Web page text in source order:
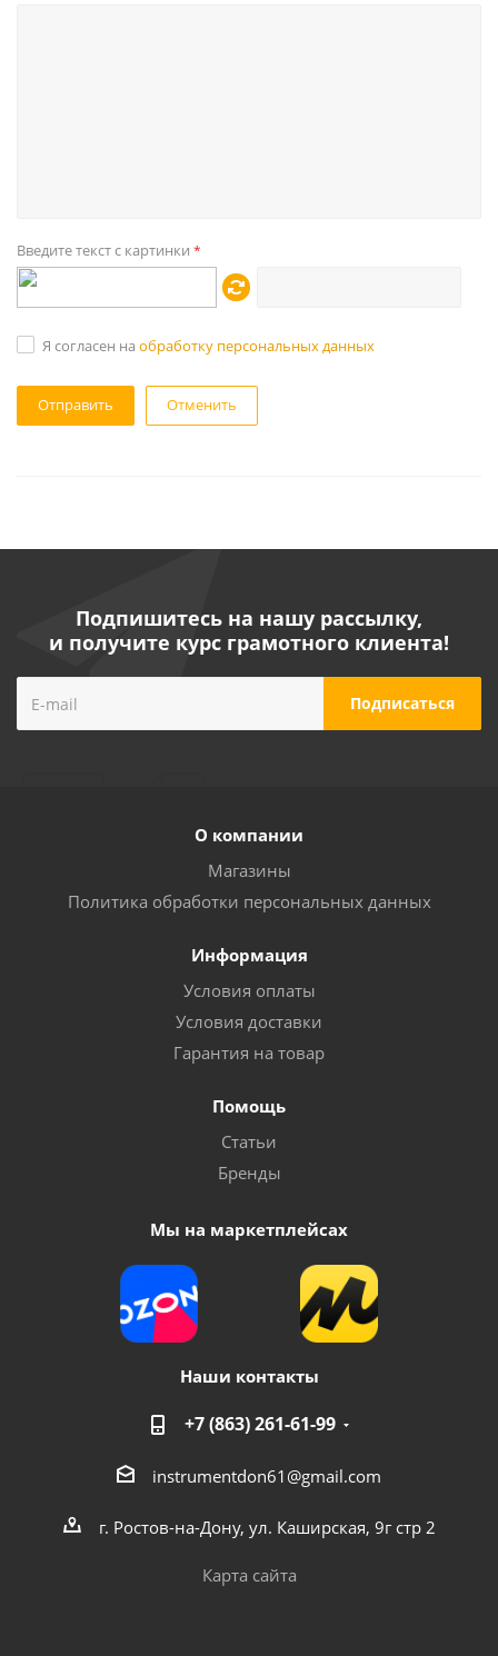
Введите текст с картинки *
Я согласен на обработку персональных данных
Отменить
Подпишитесь на нашу рассылку,
и получите курс грамотного клиента!
О компании
Магазины
Политика обработки персональных данных
Информация
Условия оплаты
Условия доставки
Гарантия на товар
Помощь
Статьи
Бренды
Мы на маркетплейсах
Наши контакты
+7 (863) 261-61-99
instrumentdon61@gmail.com
г. Ростов-на-Дону, ул. Каширская, 9г стр 2
Карта сайта